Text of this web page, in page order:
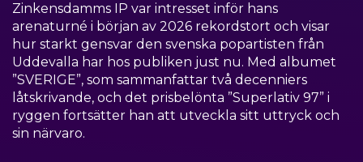
Zinkensdamms IP var intresset inför hans
arenaturné i början av 2026 rekordstort och visar
hur starkt gensvar den svenska popartisten från
Uddevalla har hos publiken just nu. Med albumet
”SVERIGE”, som sammanfattar två decenniers
låtskrivande, och det prisbelönta ”Superlativ 97” i
ryggen fortsätter han att utveckla sitt uttryck och
sin närvaro.